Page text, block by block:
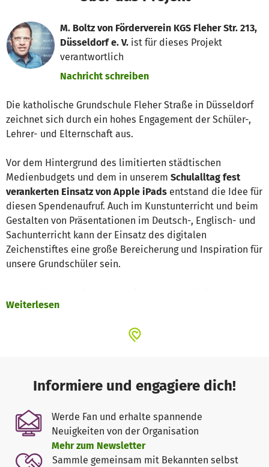
M. Boltz von Förderverein KGS Fleher Str. 213,
Düsseldorf e. V. ist für dieses Projekt
verantwortlich
Nachricht schreiben
Die katholische Grundschule Fleher Straße in Düsseldorf
zeichnet sich durch ein hohes Engagement der Schüler-,
Lehrer- und Elternschaft aus.
Vor dem Hintergrund des limitierten städtischen
Medienbudgets und dem in unserem Schulalltag fest
verankerten Einsatz von Apple iPads entstand die Idee für
diesen Spendenaufruf. Auch im Kunstunterricht und beim
Gestalten von Präsentationen im Deutsch-, Englisch- und
Sachunterricht kann der Einsatz des digitalen
Zeichenstiftes eine große Bereicherung und Inspiration für
unsere Grundschüler sein.
Schreib- und Zeichenstifte
wird, sind diese kinderleicht beim Schreiben und
möchten.
Ziel ist es, zwei (2) Klassensätze
der digitalen Zeichenstifte so schnell wie möglich zu
beschaffen. Die Gesamtkosten betragen hierfür 4.140,00 €
bzw. 69,00 € pro digitalem Stift.
Weiterlesen
Informiere und engagiere dich!
Werde Fan und erhalte spannende
Neuigkeiten von der Organisation
Mehr zum Newsletter
Sammle gemeinsam mit Bekannten selbst